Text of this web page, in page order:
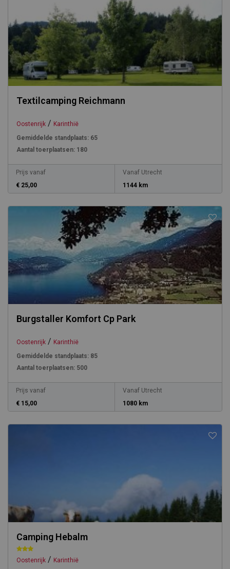
Textilcamping Reichmann
Oostenrijk / Karinthië
Gemiddelde standplaats: 65
Aantal toerplaatsen: 180
Prijs vanaf
€ 25,00
Vanaf Utrecht
1144 km
Burgstaller Komfort Cp Park
Oostenrijk / Karinthië
Gemiddelde standplaats: 85
Aantal toerplaatsen: 500
Prijs vanaf
€ 15,00
Vanaf Utrecht
1080 km
Camping Hebalm
Oostenrijk / Karinthië